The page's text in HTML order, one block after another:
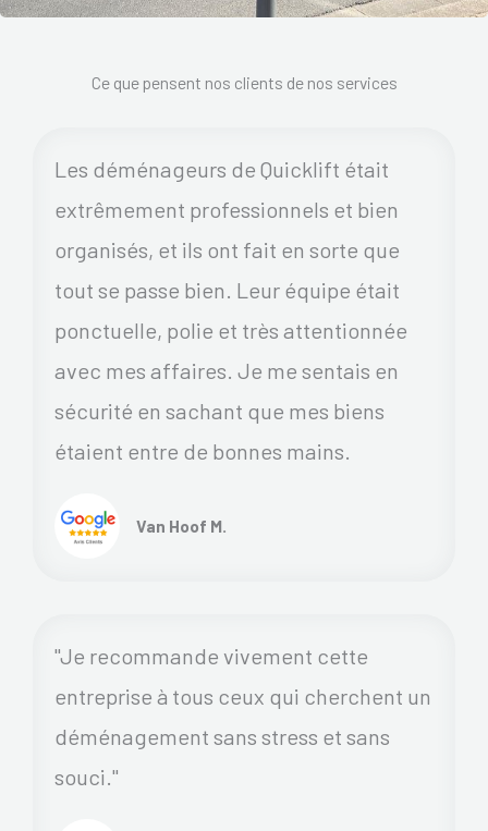
Ce que pensent nos clients de nos services
Les déménageurs de Quicklift était
extrêmement professionnels et bien
organisés, et ils ont fait en sorte que
tout se passe bien. Leur équipe était
ponctuelle, polie et très attentionnée
avec mes affaires. Je me sentais en
sécurité en sachant que mes biens
étaient entre de bonnes mains.
Van Hoof M.
"Je recommande vivement cette
entreprise à tous ceux qui cherchent un
déménagement sans stress et sans
souci."